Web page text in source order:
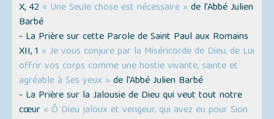
X, 42 « Une Seule chose est nécessaire » de l’Abbé Julien
Barbé
- La Prière sur cette Parole de Saint Paul aux Romains
XII, 1 « Je vous conjure par la Miséricorde de Dieu, de Lui
offrir vos corps comme une hostie vivante, sainte et
agréable à Ses yeux »de l’Abbé Julien Barbé
- La Prière sur la Jalousie de Dieu qui veut tout notre
cœur « Ô Dieu jaloux et vengeur, qui avez eu pour Sion